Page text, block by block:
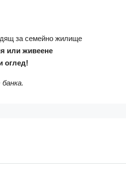
за семейно жилище
или живеене
оглед!